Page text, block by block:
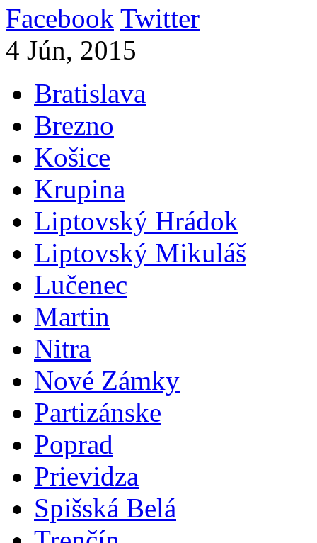
Facebook Twitter
4 Jún, 2015
Bratislava
Brezno
Košice
Krupina
Liptovský Hrádok
Liptovský Mikuláš
Lučenec
Martin
Nitra
Nové Zámky
Partizánske
Poprad
Prievidza
Spišská Belá